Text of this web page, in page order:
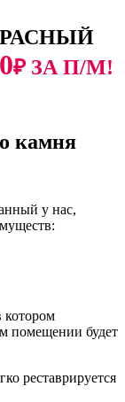
₽ ЗА П/М!
камня
у нас,
котором
помещении будет
реставрируется